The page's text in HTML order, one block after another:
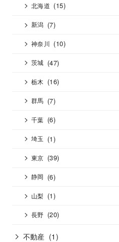
北海道 (15)
新潟 (7)
神奈川 (10)
茨城 (47)
栃木 (16)
群馬 (7)
千葉 (6)
埼玉 (1)
東京 (39)
静岡 (6)
山梨 (1)
長野 (20)
不動産 (1)